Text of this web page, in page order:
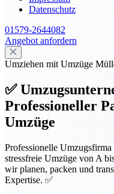
Datenschutz
01579-2644082
Angebot anfordern
Umziehen mit Umzüge
✅
Professioneller
Umzüge
Professionelle
stressfreie Umzüge von A
wir planen, packen und
Expertise. ✅